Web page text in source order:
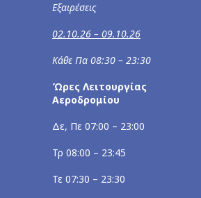
Εξαιρέσεις
02.10.26 – 09.10.26
Κάθε Πα 08:30 – 23:30
Ώρες Λειτουργίας
Αεροδρομίου
Δε, Πε 07:00 – 23:00
Τρ 08:00 – 23:45
Τε 07:30 – 23:30